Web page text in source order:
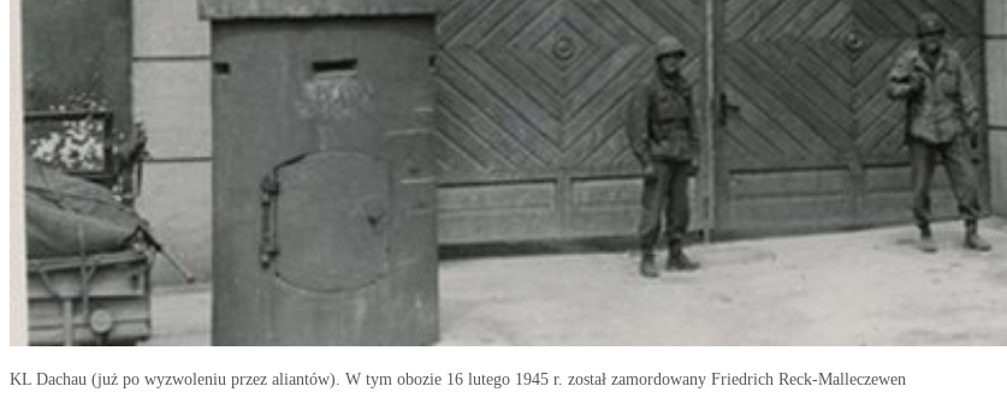
KL Dachau (już po wyzwoleniu przez aliantów). W tym obozie 16 lutego 1945 r. został zamordowany Friedrich Reck-Malleczewen